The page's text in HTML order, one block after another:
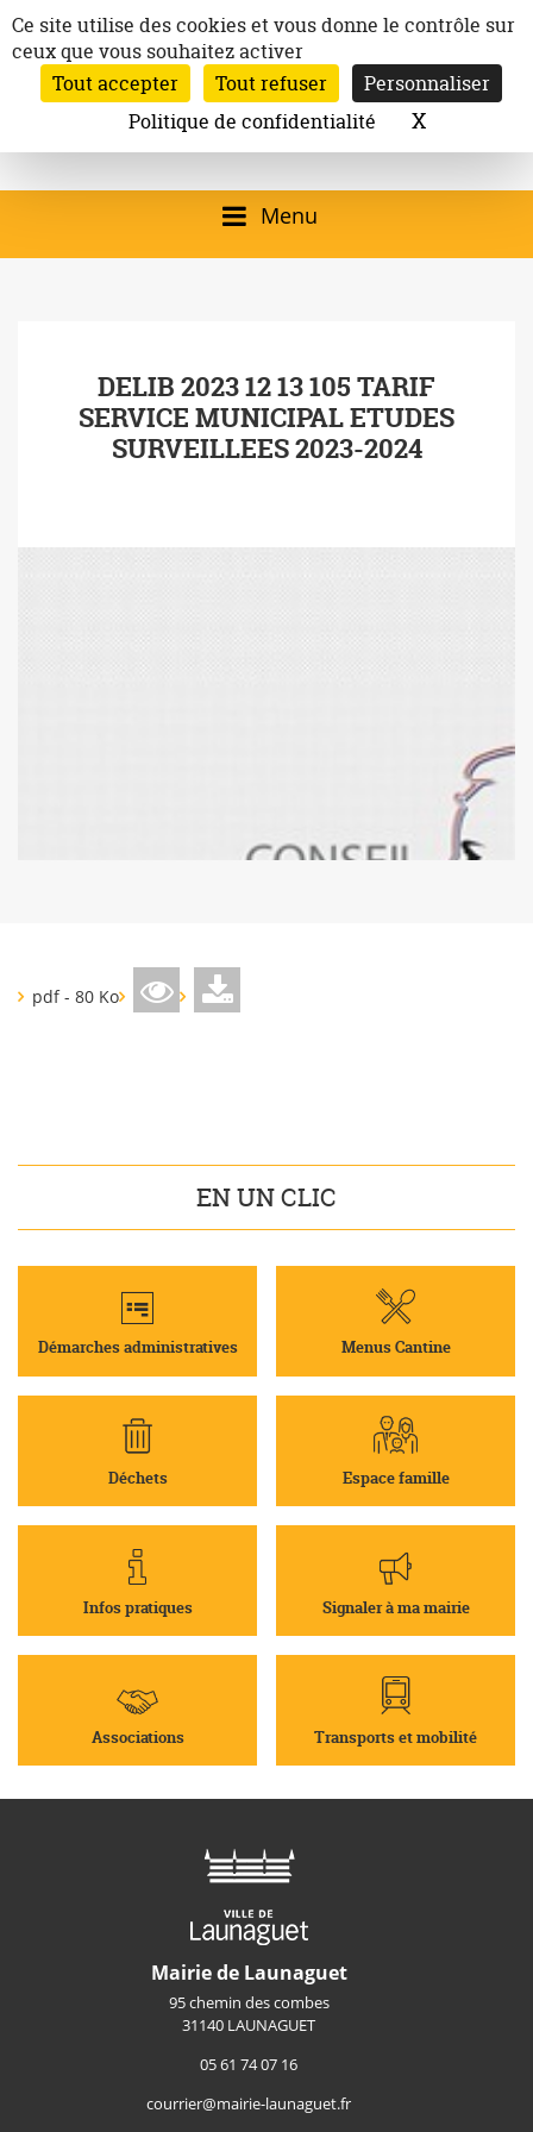
au
contenu
Ville de
Launaguet
Site officiel de la
Mairie de
Launaguet (31140)
qui présente la ville,
programmation
culturelle, la vie
Inscription à la newsletter
Email:
Rechercher
Menu
DELIB 2023 12 13 105 TARIF
SERVICE MUNICIPAL ETUDES
SURVEILLEES 2023-2024
pdf - 80 Ko
EN UN CLIC
Démarches administratives Menus Cantine
Déchets Espace famille
Infos pratiques Signaler à ma mairie
Associations Transports et mobilité
Mairie de Launaguet
95 chemin des combes
31140 LAUNAGUET
05 61 74 07 16
courrier@mairie-launaguet.fr
Panneau de gestion des cookies
Ce site utilise des cookies et vous donne le contrôle sur
ceux que vous souhaitez activer
Tout accepter
Tout refuser
Personnaliser
Politique de confidentialité
XMasquer